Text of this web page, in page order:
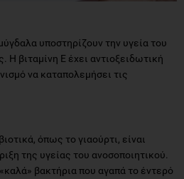
υποστηρίζουν την υγεία του
Η βιταμίνη Ε έχει αντιοξειδωτική
να καταπολεμήσει τις
όπως το γιαούρτι, είναι
της υγείας του ανοσοποιητικού.
βακτήρια που αγαπά το έντερό